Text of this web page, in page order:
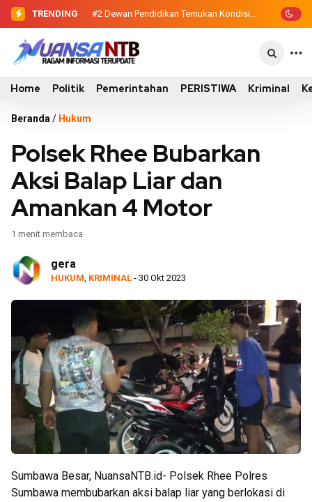
TRENDING #2 Dewan Pendidikan Temukan
Kondisi 305 Siswa SDN Kanar Belajar di
#3 Sinergi Eksekutif-Legislatif, Wabup
Ansori Serahkan Tujuh Kontainer
Home Politik Pemerintahan PERISTIWA Kriminal
Beranda / Hukum
Polsek Rhee Bubarkan
Aksi Balap Liar dan
Amankan 4 Motor
1 menit membaca
gera
HUKUM KRIMINAL - 30 Okt 2023
Sumbawa Besar, NuansaNTB.id- Polsek Rhee Polres
Sumbawa membubarkan aksi balap liar yang berlokasi di